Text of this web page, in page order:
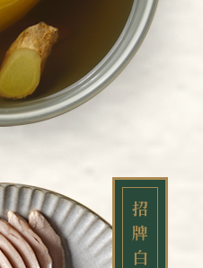
招
牌
白